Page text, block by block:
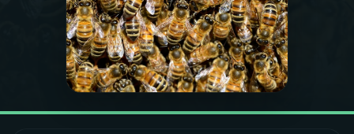
PROGRAMAS
PODCASTS
06VIDEOCASTS